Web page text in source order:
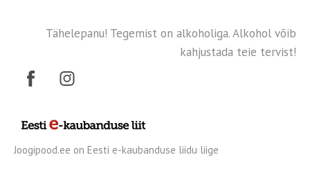
Tähelepanu! Tegemist on alkoholiga. Alkohol võib
kahjustada teie tervist!
Joogipood.ee on Eesti e-kaubanduse liidu liige